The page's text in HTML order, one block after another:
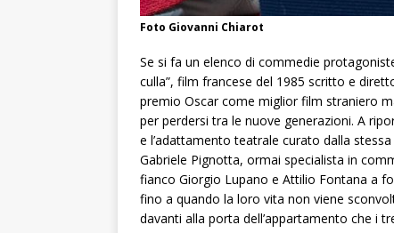
Foto Giovanni Chiarot
Se si fa un elenco di commedie
culla”, film francese del 1985 scritto e
premio Oscar come miglior film straniero
per perdersi tra le nuove generazioni. A
e l’adattamento teatrale curato dalla
Gabriele Pignotta, ormai specialista in
fianco Giorgio Lupano e Attilio Fontana a
fino a quando la loro vita non viene
davanti alla porta dell’appartamento che i